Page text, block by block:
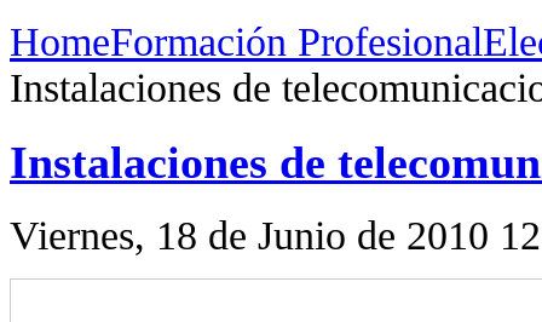
HomeFormación Profesional
Instalaciones de
Instalaciones de
Viernes, 18 de Junio de 2010